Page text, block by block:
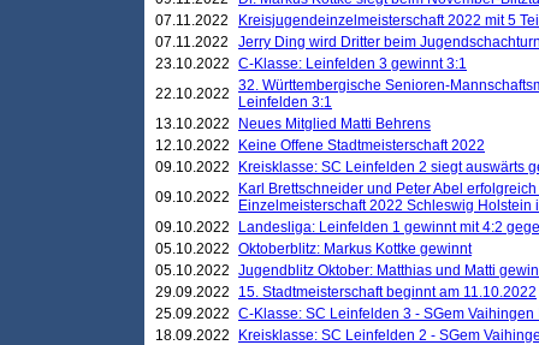
07.11.2022
Kreisjugendeinzelmeisterschaft 2022 mit 5
07.11.2022
Jerry Ding wird Dritter beim
23.10.2022 C-Klasse: Leinfelden 3 gewinnt 3:1
22.10.2022 32. Württembergische Senioren-
Leinfelden 3:1
13.10.2022
Neues Mitglied Matti Behrens
12.10.2022
Keine Offene Stadtmeisterschaft 2022
09.10.2022
Kreisklasse: SC Leinfelden 2 siegt auswärts
09.10.2022
Karl Brettschneider und Peter Abel
Einzelmeisterschaft 2022 Schleswig Holstein
09.10.2022
Landesliga: Leinfelden 1 gewinnt mit 4:2
05.10.2022 Oktoberblitz: Markus Kottke gewinnt
05.10.2022 Jugendblitz Oktober: Matthias und Matti
29.09.2022
15. Stadtmeisterschaft beginnt am 11.10.2022
25.09.2022 C-Klasse: SC Leinfelden 3 - SGem Vaihingen
18.09.2022
Kreisklasse: SC Leinfelden 2 - SGem